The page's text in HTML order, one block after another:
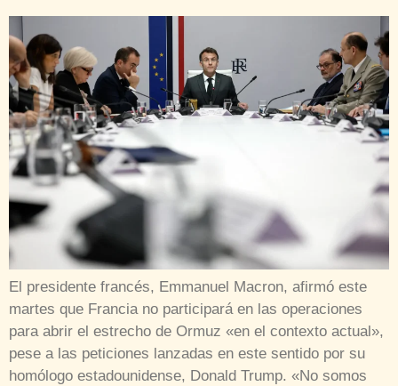
El presidente francés, Emmanuel Macron, afirmó este
martes que Francia no participará en las operaciones
para abrir el estrecho de Ormuz «en el contexto actual»,
pese a las peticiones lanzadas en este sentido por su
homólogo estadounidense, Donald Trump. «No somos